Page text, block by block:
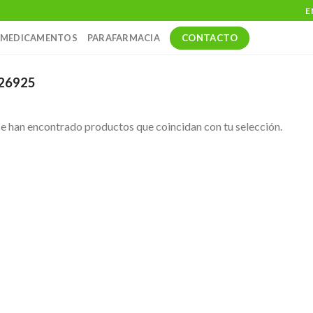
MEDICAMENTOS PARAFARMACIA CONTACTO
han encontrado productos que coincidan con tu selección.